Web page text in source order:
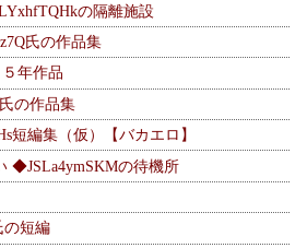
の隔離施設
氏の作品集
年作品
の作品集
短編集（仮）【バカエロ】
◆JSLa4ymSKMの待機所
短編